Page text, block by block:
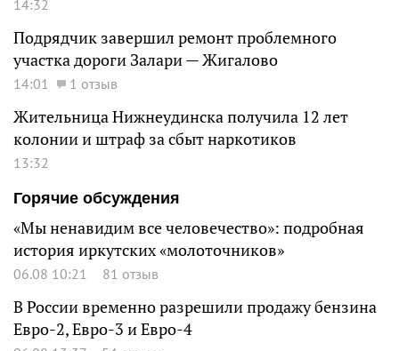
14:32
Подрядчик завершил ремонт проблемного
участка дороги Залари — Жигалово
14:01 1 отзыв
Жительница Нижнеудинска получила 12 лет
колонии и штраф за сбыт наркотиков
13:32
Горячие обсуждения
«Мы ненавидим все человечество»: подробная
история иркутских «молоточников»
06.08 10:21 81 отзыв
В России временно разрешили продажу бензина
Евро-2, Евро-3 и Евро-4